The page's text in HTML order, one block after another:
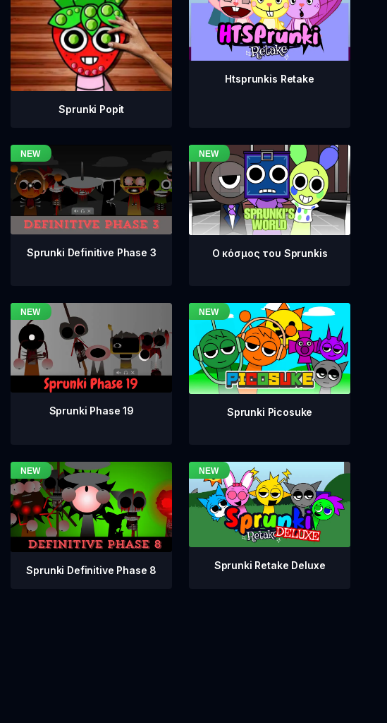
Sprunki Popit
Htsprunkis Retake
Sprunki Definitive Phase 3 Ο κόσμος του Sprunkis
Sprunki Phase 19 Sprunki Picosuke
Sprunki Definitive Phase 8 Sprunki Retake Deluxe